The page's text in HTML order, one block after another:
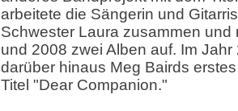
arbeitete die Sängerin und
Schwester Laura zusammen
und 2008 zwei Alben auf. Im
darüber hinaus Meg Bairds
Titel "Dear Companion."